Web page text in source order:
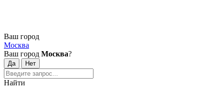
Ваш город
Москва
Ваш город Москва?
Найти